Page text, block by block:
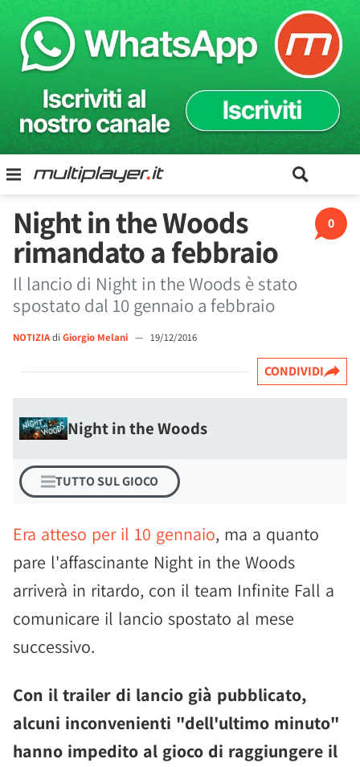
0
Night in the Woods
rimandato a febbraio
Il lancio di Night in the Woods è stato
spostato dal 10 gennaio a febbraio
NOTIZIAdi Giorgio Melani — 19/12/2016
CONDIVIDI
Night in the Woods
TUTTO SUL GIOCO
Era atteso per il 10 gennaio, ma a quanto
pare l'affascinante Night in the Woods
arriverà in ritardo, con il team Infinite Fall a
comunicare il lancio spostato al mese
successivo.
Con il trailer di lancio già pubblicato,
alcuni inconvenienti "dell'ultimo minuto"
hanno impedito al gioco di raggiungere il